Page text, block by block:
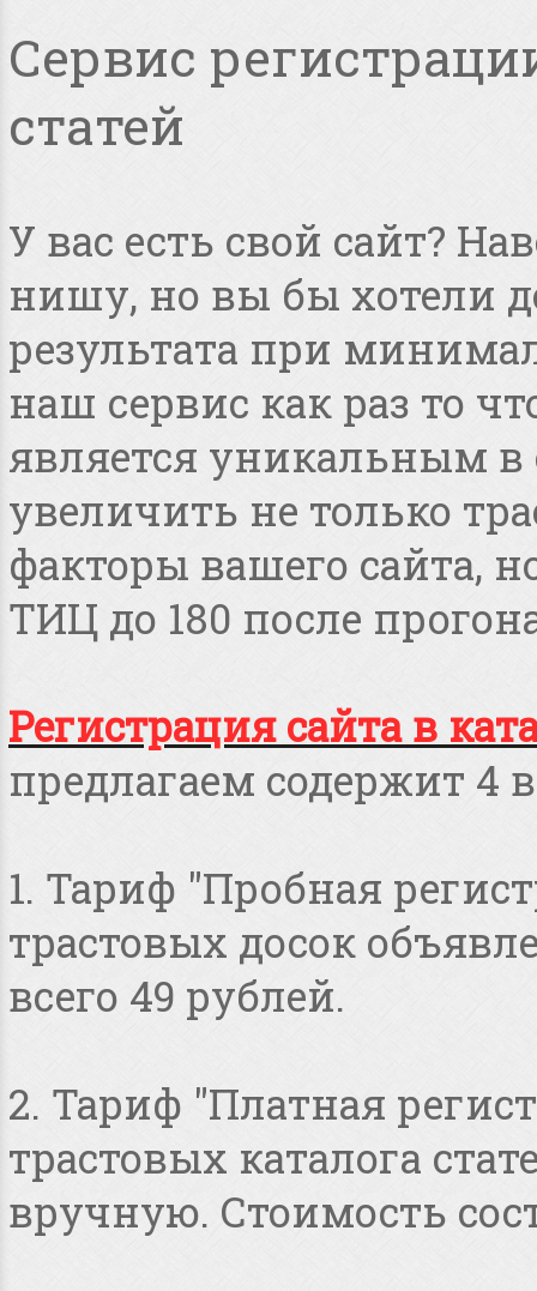
Сервис
статей
У вас есть свой сайт?
нишу, но вы бы хотели
результата при
наш сервис как раз то
является уникальным в
увеличить не только
факторы вашего сайта,
ТИЦ до 180 после
Регистрация сайта в
предлагаем содержит 4
1. Тариф "Пробная
трастовых досок
всего 49 рублей.
2. Тариф "Платная
трастовых каталога
вручную. Стоимость